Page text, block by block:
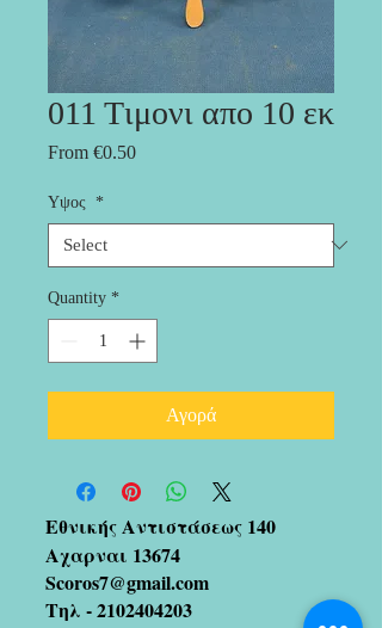
011 Tιμονι απο 10 εκ
From €0.50Sale
Υψος *
Quantity *
Αγορά
Εθνικής Αντιστάσεως 140
Αχαρναι 13674
Scoros7@gmail.com
Τηλ -2102404203